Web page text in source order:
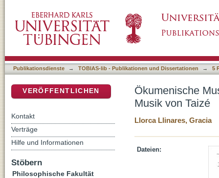
Publikationsdienste → TOBIAS-lib - Publikationen und Dissertationen → 5
Ökumenische
Musik von Taizé
Llorca Llinares, Gracia
Dateien:
VERÖFFENTLICHEN
Kontakt
Verträge
Hilfe und Informationen
Stöbern
Philosophische Fakultät